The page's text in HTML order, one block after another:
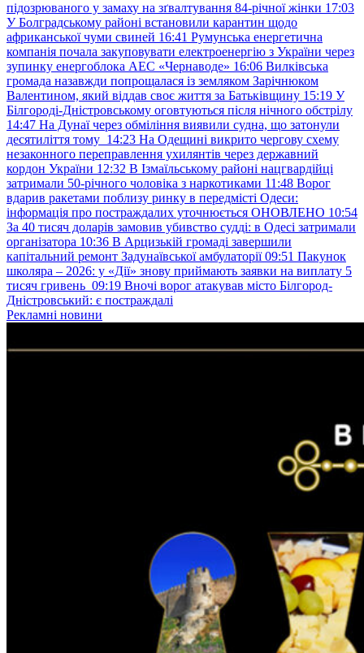
підозрюваного у замаху на зґвалтування 84-річної жінки 17:03
У Болградському районі встановили карантин щодо
африканської чуми свиней 16:41 Румунська енергетична
компанія почала закуповувати електроенергію з України через
зупинку енергоблока АЕС «Чернаводе» 16:06 Вилківська
громада назавжди попрощалася із земляком Зарічнюком
Валентином, який віддав своє життя за Батьківщину 15:19 У
Білгороді-Дністровському оговтуються після нічного обстрілу
14:47 На Дунаї через обміління виявили судна, що затонули
десятиліття тому 14:23 На Одещині викрито чергову схему
незаконного переправлення ухилянтів через державний
кордон України 12:32 В Ізмаїльському районі нацгвардійці
затримали 50-річного чоловіка з наркотиками 11:48 Ворог
вдарив ракетами поблизу ринку в передмісті Одеси:
інформація про постраждалих уточнюється ОНОВЛЕНО 10:54
За 40 тисяч доларів замовив убивство судді: в Одесі затримали
організатора 10:36 В Арцизькій громаді завершили
капітальний ремонт Задунаївської амбулаторії 09:51 Пакунок
школяра – 2026: у «Дії» знову приймають заявки на виплату 5
тисяч гривень 09:19 Вночі ворог атакував місто Білгород-
Дністровський: є постраждалі
Рекламні новини